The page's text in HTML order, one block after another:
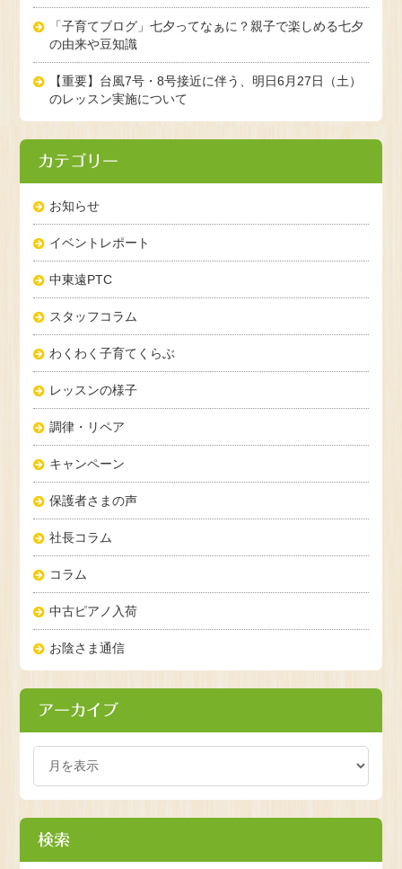
「子育てブログ」七夕ってなぁに？親子で楽しめる七夕
の由来や豆知識
【重要】台風7号・8号接近に伴う、明日6月27日（土）
のレッスン実施について
カテゴリー
お知らせ
イベントレポート
中東遠PTC
スタッフコラム
わくわく子育てくらぶ
レッスンの様子
調律・リペア
キャンペーン
保護者さまの声
社長コラム
コラム
中古ピアノ入荷
お陰さま通信
アーカイブ
検索